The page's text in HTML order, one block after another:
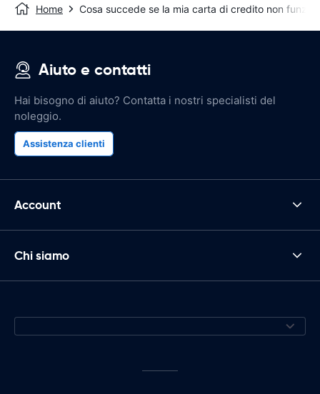
Home Cosa succede se la mia carta di credito non
Aiuto e contatti
Hai bisogno di aiuto? Contatta i nostri specialisti del
noleggio.
Assistenza clienti
Account
Chi siamo